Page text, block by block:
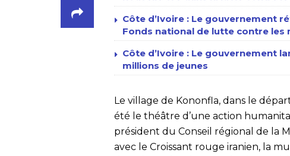
Côte d’Ivoire : Le gouvernement
Fonds national de lutte contre les
Côte d’Ivoire : Le gouvernement
millions de jeunes
Le village de Kononfla, dans le
été le théâtre d’une action
président du Conseil régional de la
avec le Croissant rouge iranien, la